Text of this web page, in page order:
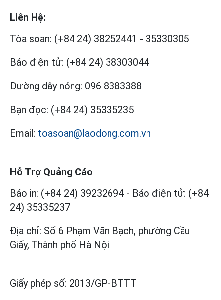
Liên Hệ:
Tòa soạn: (+84 24) 38252441 - 35330305
Báo điện tử: (+84 24) 38303044
Đường dây nóng: 096 8383388
Bạn đọc: (+84 24) 35335235
Email: toasoan@laodong.com.vn
Hỗ Trợ Quảng Cáo
Báo in: (+84 24) 39232694 - Báo điện tử: (+84
24) 35335237
Địa chỉ: Số 6 Phạm Văn Bạch, phường Cầu
Giấy, Thành phố Hà Nội
Giấy phép số: 2013/GP-BTTT